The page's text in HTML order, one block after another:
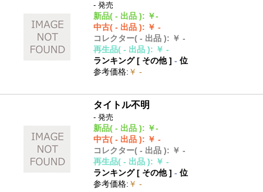
- 発売
新品( - 出品 ): ￥-
中古( - 出品 ): ￥ -
コレクター( - 出品 ): ￥ -
再生品( - 出品 ): ￥ -
ランキング [ その他]- 位
参考価格: ￥ -
タイトル不明
- 発売
新品( - 出品 ): ￥-
中古( - 出品 ): ￥ -
コレクター( - 出品 ): ￥ -
再生品( - 出品 ): ￥ -
ランキング [ その他]- 位
参考価格: ￥ -